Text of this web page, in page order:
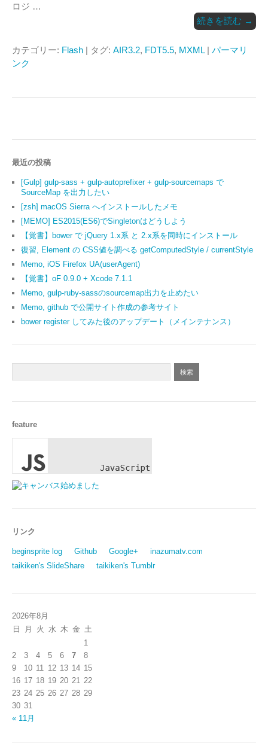
ロジ …
続きを読む →
カテゴリー: Flash | タグ: AIR3.2, FDT5.5, MXML| パーマリ
ンク
最近の投稿
[Gulp] gulp-sass + gulp-autoprefixer + gulp-sourcemaps で
SourceMap を出力したい
[zsh] macOS Sierra へインストールしたメモ
[MEMO] ES2015(ES6)でSingletonはどうしよう
【覚書】bower で jQuery 1.x系 と 2.x系を同時にインストール
復習, Element の CSS値を調べる getComputedStyle / currentStyle
Memo, iOS Firefox UA(userAgent)
【覚書】oF 0.9.0 + Xcode 7.1.1
Memo, gulp-ruby-sassのsourcemap出力を止めたい
Memo, github で公開サイト作成の参考サイト
bower register してみた後のアップデート（メインテナンス）
feature
リンク
beginsprite log Github Google+
inazumatv.com
taikiken's SlideShare
taikiken's Tumblr
2026年8月
日
月 火 水 木 金 土
1
2
3 4 5 6 7
8
9
10 11 12 13 14 15
16 17 18 19 20 21 22
23 24 25 26 27 28 29
30 31
« 11月